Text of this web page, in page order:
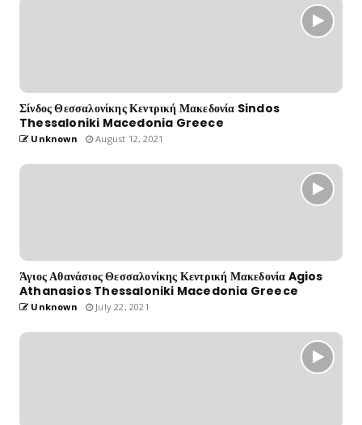
Σίνδος Θεσσαλονίκης Κεντρική Μακεδονία Sindos
Thessaloniki Macedonia Greece
Unknown August 12, 2021
Άγιος Αθανάσιος Θεσσαλονίκης Κεντρική Μακεδονία Agios
Athanasios Thessaloniki Macedonia Greece
Unknown July 22, 2021